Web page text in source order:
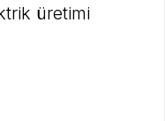
üretimi